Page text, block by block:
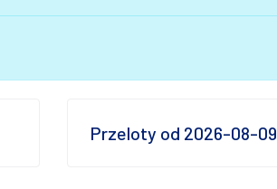
Przeloty od 2026-08-09